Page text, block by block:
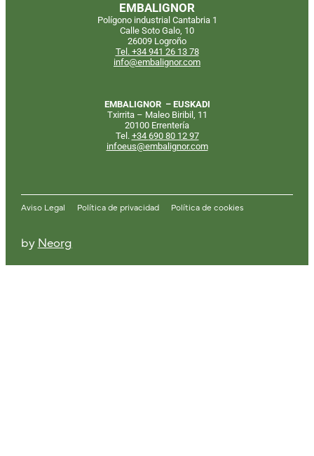
EMBALIGNOR
Polígono industrial Cantabria 1
Calle Soto Galo, 10
26009 Logroño
Tel. +34 941 26 13 78
info@embalignor.com
EMBALIGNOR – EUSKADI
Txirrita – Maleo Biribil, 11
20100 Errentería
Tel. +34 690 80 12 97
infoeus@embalignor.com
Aviso Legal Política de privacidad Política de cookies
by Neorg